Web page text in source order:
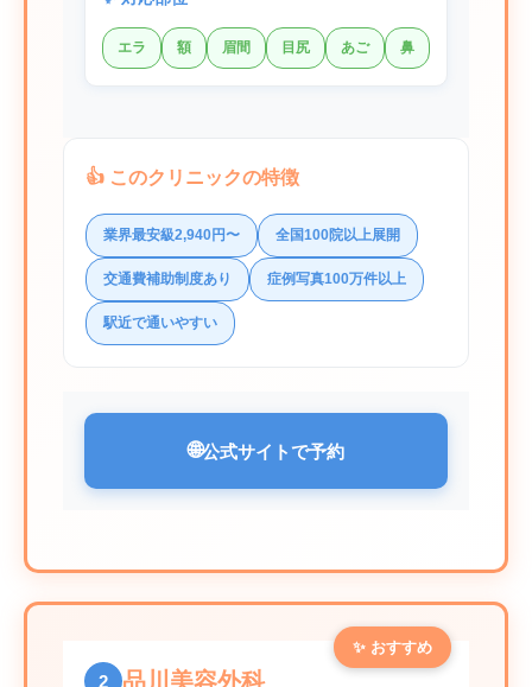
エラ 額 眉間 目尻 あご 鼻
👍 このクリニックの特徴
業界最安級2,940円〜 全国100院以上展開
交通費補助制度あり 症例写真100万件以上
駅近で通いやすい
🌐公式サイトで予約
✨ おすすめ
2 品川美容外科